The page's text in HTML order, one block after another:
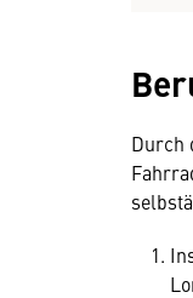
Durch